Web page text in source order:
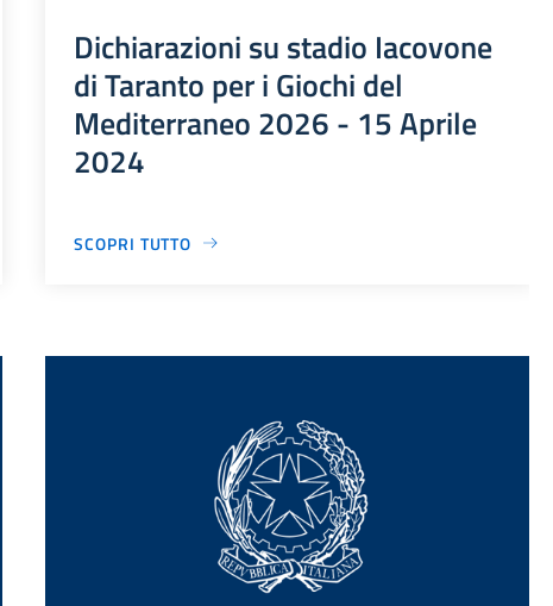
Dichiarazioni su stadio Iacovone
di Taranto per i Giochi del
Mediterraneo 2026 - 15 Aprile
2024
SCOPRI TUTTO